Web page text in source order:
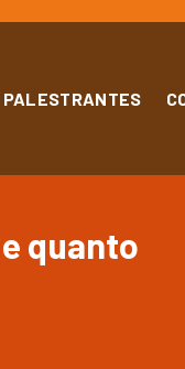
PALESTRANTES
quanto